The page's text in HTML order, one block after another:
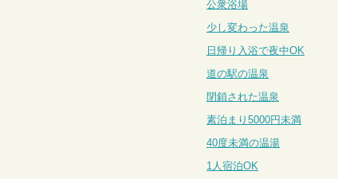
公衆浴場
少し変わった温泉
日帰り入浴で夜中OK
道の駅の温泉
閉鎖された温泉
素泊まり5000円未満
40度未満の温湯
1人宿泊OK